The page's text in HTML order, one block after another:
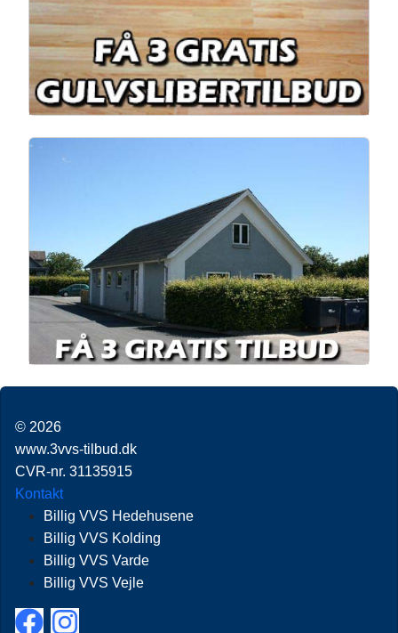
© 2026
www.3vvs-tilbud.dk
CVR-nr. 31135915
Kontakt
Billig VVS Hedehusene
Billig VVS Kolding
Billig VVS Varde
Billig VVS Vejle